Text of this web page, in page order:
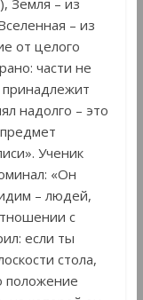
– из
от целого
части не
надолго – это
Ученик
«Он
– людей,
с
если ты
стола,
положение